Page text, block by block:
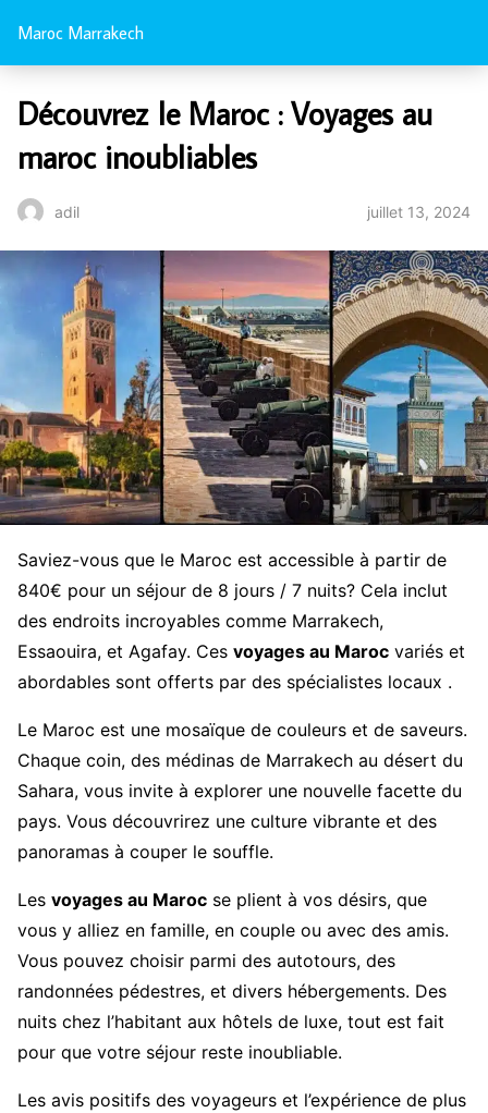
Maroc Marrakech
Découvrez le Maroc : Voyages au
maroc inoubliables
adil juillet 13, 2024
Saviez-vous que le Maroc est accessible à partir de
840€ pour un séjour de 8 jours / 7 nuits? Cela inclut
des endroits incroyables comme Marrakech,
Essaouira, et Agafay. Ces voyages au Maroc variés et
abordables sont offerts par des spécialistes locaux .
Le Maroc est une mosaïque de couleurs et de saveurs.
Chaque coin, des médinas de Marrakech au désert du
Sahara, vous invite à explorer une nouvelle facette du
pays. Vous découvrirez une culture vibrante et des
panoramas à couper le souffle.
Les voyages au Maroc se plient à vos désirs, que
vous y alliez en famille, en couple ou avec des amis.
Vous pouvez choisir parmi des autotours, des
randonnées pédestres, et divers hébergements. Des
nuits chez l’habitant aux hôtels de luxe, tout est fait
pour que votre séjour reste inoubliable.
Les avis positifs des voyageurs et l’expérience de plus